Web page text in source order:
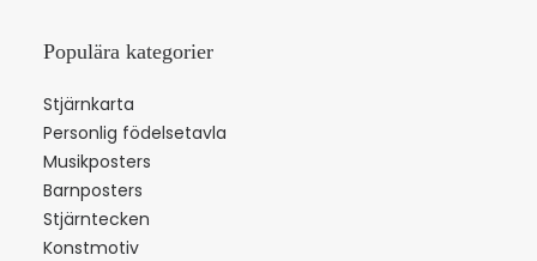
Populära kategorier
Stjärnkarta
Personlig födelsetavla
Musikposters
Barnposters
Stjärntecken
Konstmotiv